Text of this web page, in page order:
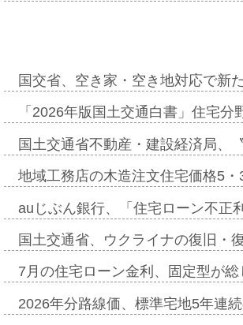
国交省、空き家・空き地対応で新
「2026年版国土交通白書」住宅
国土交通省不動産・建設経済局、
地域工務店の木造注文住宅価格5
auじぶん銀行、「住宅ローン不
国土交通省、ウクライナの復旧・
7月の住宅ローン金利、固定型が
2026年分路線価、標準宅地5年連